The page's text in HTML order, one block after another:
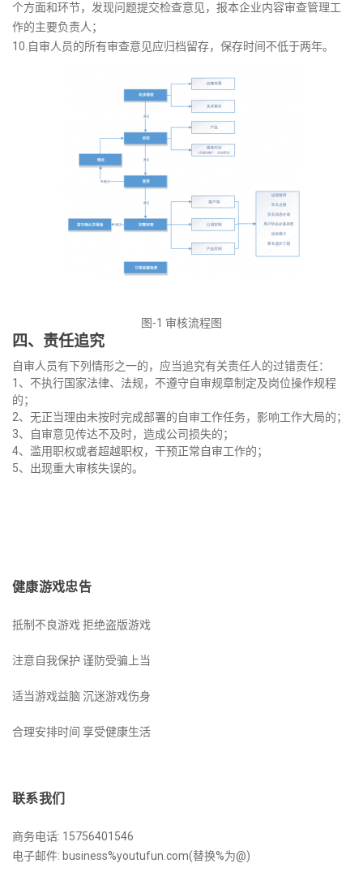
个方面和环节，发现问题提交检查意见，报本企业内容审查管理工
作的主要负责人；
10.自审人员的所有审查意见应归档留存，保存时间不低于两年。
图-1 审核流程图
四、责任追究
自审人员有下列情形之一的，应当追究有关责任人的过错责任：
1、不执行国家法律、法规，不遵守自审规章制定及岗位操作规程
的；
2、无正当理由未按时完成部署的自审工作任务，影响工作大局的；
3、自审意见传达不及时，造成公司损失的；
4、滥用职权或者超越职权，干预正常自审工作的；
5、出现重大审核失误的。
健康游戏忠告
抵制不良游戏 拒绝盗版游戏
注意自我保护 谨防受骗上当
适当游戏益脑 沉迷游戏伤身
合理安排时间 享受健康生活
联系我们
商务电话: 15756401546
电子邮件: business%youtufun.com(替换%为@)